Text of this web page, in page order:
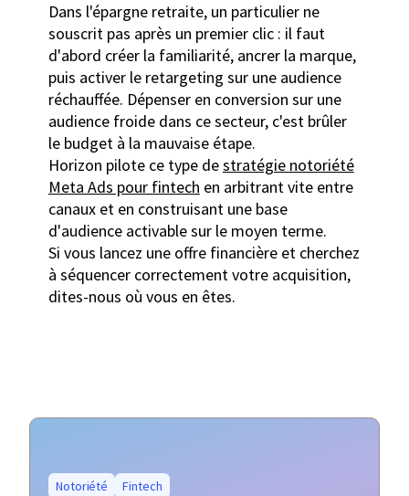
Dans l'épargne retraite, un particulier ne
souscrit pas après un premier clic : il faut
d'abord créer la familiarité, ancrer la marque,
puis activer le retargeting sur une audience
réchauffée. Dépenser en conversion sur une
audience froide dans ce secteur, c'est brûler
le budget à la mauvaise étape.
Horizon pilote ce type destratégie notoriété
Meta Ads pour fintech en arbitrant vite entre
canaux et en construisant une base
d'audience activable sur le moyen terme.
Si vous lancez une offre financière et cherchez
à séquencer correctement votre acquisition,
dites-nous où vous en êtes.
Notoriété Fintech